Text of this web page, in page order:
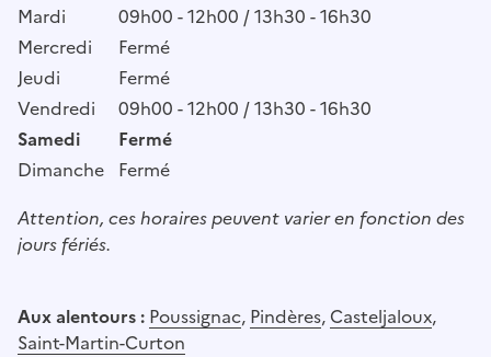
Mardi
09h00 - 12h00 / 13h30 - 16h30
Mercredi
Fermé
Jeudi
Fermé
Vendredi
09h00 - 12h00 / 13h30 - 16h30
Samedi
Fermé
Dimanche Fermé
Attention, ces horaires peuvent varier en fonction des
jours fériés.
Aux alentours : Poussignac, Pindères, Casteljaloux,
Saint-Martin-Curton